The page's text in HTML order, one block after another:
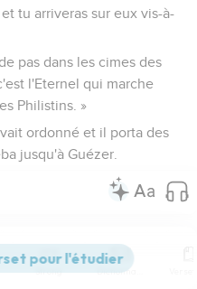
tu arriveras sur eux vis-à-
pas dans les cimes des
l'Eternel qui marche
Philistins. »
ordonné et il porta des
jusqu'à Guézer.
pour le moment.
Strong